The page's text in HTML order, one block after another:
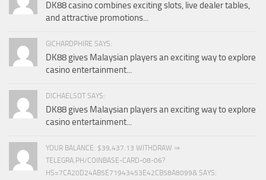
DK88 casino combines exciting slots, live dealer tables,
and attractive promotions...
GICHARDPHIRE SAYS:
DK88 gives Malaysian players an exciting way to explore
casino entertainment...
DICHAELSOT SAYS:
DK88 gives Malaysian players an exciting way to explore
casino entertainment...
YOUR BALANCE: $39,437.13 WITHDRAW ⇒
TELEGRA.PH/COINBASE-CARD-08-06?
HS=7CA20D24AB5E71943453E42CB58A8099& SAYS: